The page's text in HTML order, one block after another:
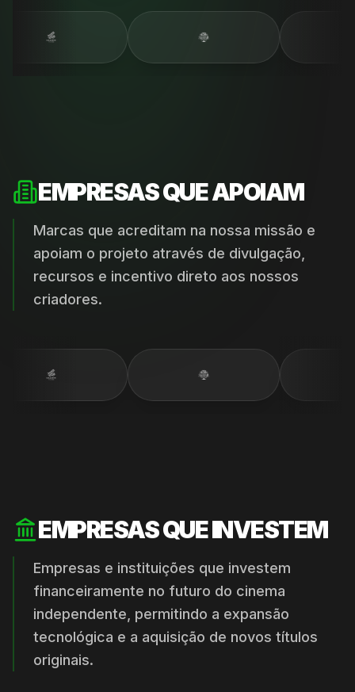
EMPRESAS QUE APOIAM
Marcas que acreditam na nossa missão e
apoiam o projeto através de divulgação,
recursos e incentivo direto aos nossos
criadores.
EMPRESAS QUE INVESTEM
Empresas e instituições que investem
financeiramente no futuro do cinema
independente, permitindo a expansão
tecnológica e a aquisição de novos títulos
originais.